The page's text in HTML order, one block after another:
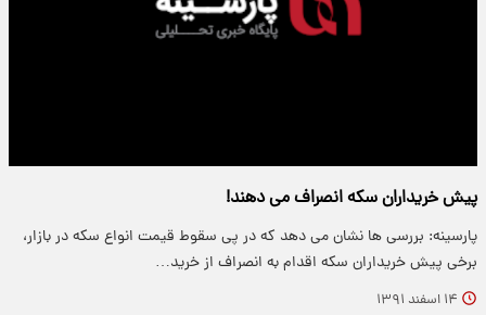
پیش خریداران سکه انصراف می دهند!
پارسینه: بررسی ها نشان می دهد که در پی سقوط قیمت انواع سکه در بازار،
برخی پیش خریداران سکه اقدام به انصراف از خرید…
۱۴ اسفند ۱۳۹۱